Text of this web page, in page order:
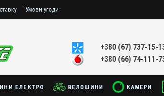
Умови угоди
+380 (67) 737-15-
+380 (66) 74-111-
ЕЛЕКТРО ВЕЛОШИНИ КАМЕРИ